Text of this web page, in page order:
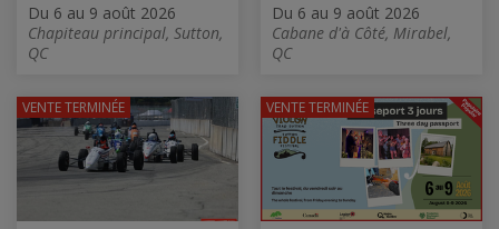
Du 6 au 9 août 2026
Chapiteau principal, Sutton,
QC
Du 6 au 9 août 2026
Cabane d'à Côté, Mirabel,
QC
VENTE TERMINÉE VENTE TERMINÉE